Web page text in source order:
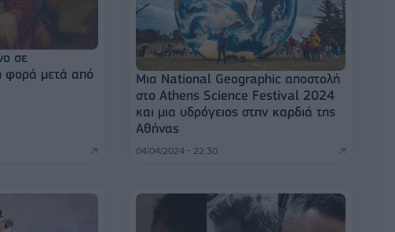
σε
φορά μετά από
Μια National Geographic αποστολή
στο Athens Science Festival 2024
και μια υδρόγειος στην καρδιά της
Αθήνας
04/04/2024 - 22:30